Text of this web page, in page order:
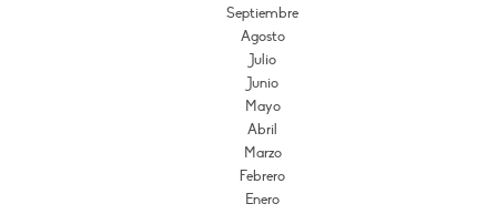
Septiembre
Agosto
Julio
Junio
Mayo
Abril
Marzo
Febrero
Enero